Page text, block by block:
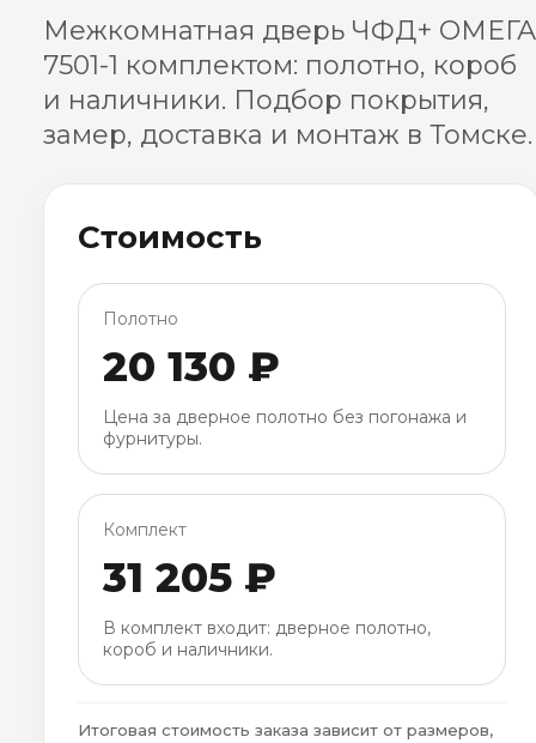
Межкомнатная дверь ЧФД+ ОМЕГА
7501-1 комплектом: полотно, короб
и наличники. Подбор покрытия,
замер, доставка и монтаж в Томске.
Стоимость
Полотно
20 130 ₽
Цена за дверное полотно без погонажа и
фурнитуры.
Комплект
31 205 ₽
В комплект входит: дверное полотно,
короб и наличники.
Итоговая стоимость заказа зависит от размеров,